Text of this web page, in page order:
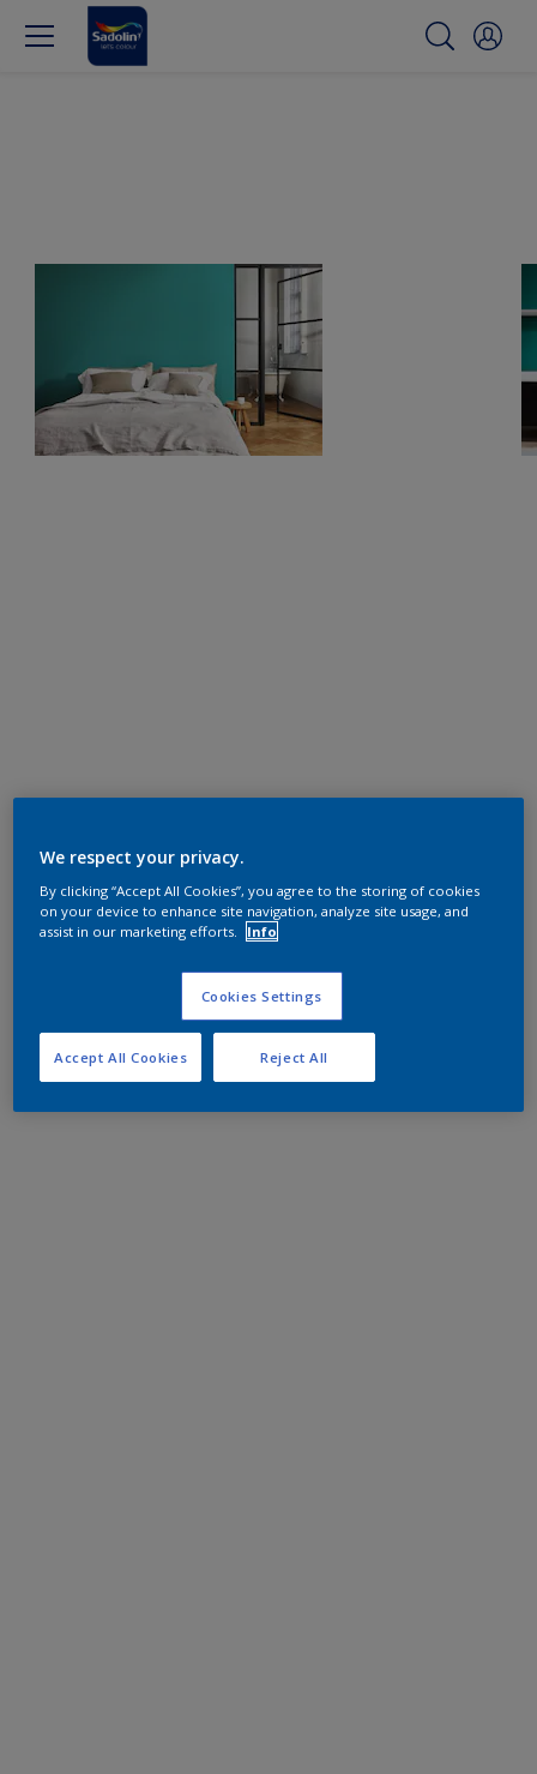
We respect your privacy.
By clicking “Accept All Cookies”, you agree to the storing of cookies
on your device to enhance site navigation, analyze site usage, and
assist in our marketing efforts.
Info
Cookies Settings
Reject All
Accept All Cookies